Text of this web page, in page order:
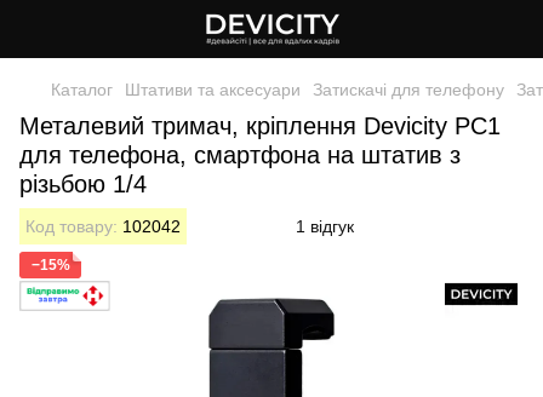
Каталог Штативи та аксесуари Затискачі для телефону
Металевий тримач, кріплення Devicity PC1
для телефона, смартфона на штатив з
різьбою 1/4
Код товару: 102042 1 відгук
−15%